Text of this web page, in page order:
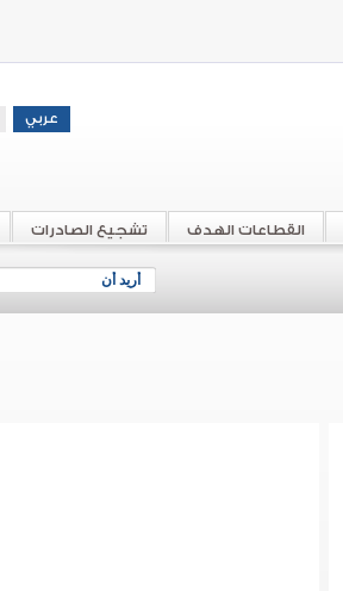
تشجيع الصادرات القطاعات الهدف
أريد أن